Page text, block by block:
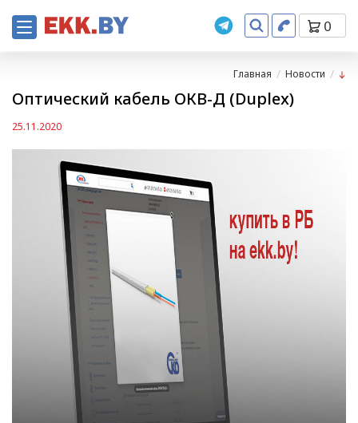
0
Главная Новости
Оптический кабель ОКВ-Д (Duplex)
25.11.2020